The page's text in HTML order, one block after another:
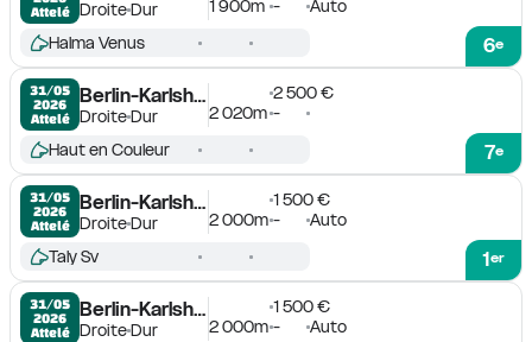
Attelé
DroiteDur
1 900m - Auto
6e
Halma Venus
31/05
2026
Attelé
Berlin-Karlshorst
DroiteDur
2 500 €
2 020m -
7e
Haut en Couleur
31/05
2026
Attelé
Berlin-Karlshorst
DroiteDur
1 500 €
2 000m - Auto
1er
Taly Sv
31/05
2026
Attelé
Berlin-Karlshorst
DroiteDur
1 500 €
2 000m - Auto